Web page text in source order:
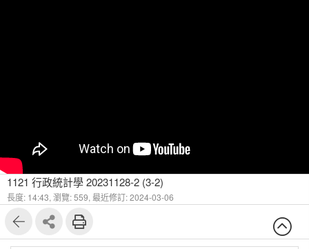
1121 行政統計學 20231128-2 (3-2)
長度: 14:43, 瀏覽: 559, 最近修訂: 2024-03-06